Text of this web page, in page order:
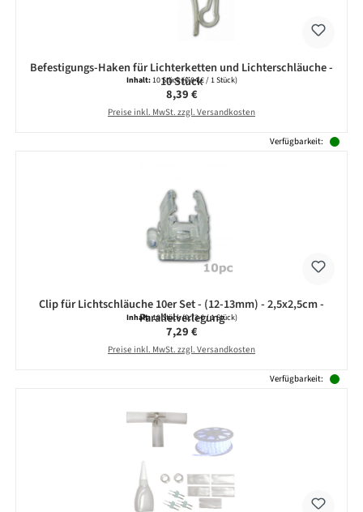
Befestigungs-Haken für Lichterketten und Lichterschläuche -
10 Stück
Inhalt:10 Stück(0,84 € / 1 Stück)
Regulärer Preis:
8,39 €
Preise inkl. MwSt. zzgl. Versandkosten
Verfügbarkeit:
Clip für Lichtschläuche 10er Set - (12-13mm) - 2,5x2,5cm -
Parallelverlegung
Inhalt:10 Stück(0,73 € / 1 Stück)
Regulärer Preis:
7,29 €
Preise inkl. MwSt. zzgl. Versandkosten
Verfügbarkeit: